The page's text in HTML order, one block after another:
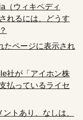
（ウィキペディ
れるには、どうす
たページに表示され
社が「アイホン株
払っているライセ
トあり、なしは、